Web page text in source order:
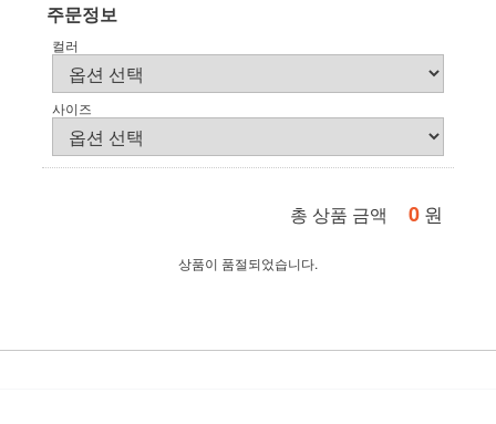
주문정보
컬러
사이즈
총 상품 금액 0 원
상품이 품절되었습니다.